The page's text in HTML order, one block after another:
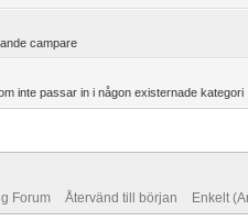
campare
inte passar in i någon existernade kategori
Forum Återvänd till början Enkelt